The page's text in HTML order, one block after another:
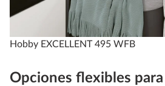
Hobby EXCELLENT 495 WFB
Opciones flexibles